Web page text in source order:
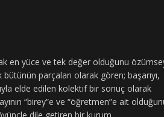
en yüce ve tek değer olduğunu
parçaları olarak gören; başarıyı,
elde edilen kolektif bir sonuç olarak
“birey”e ve “öğretmen”e ait